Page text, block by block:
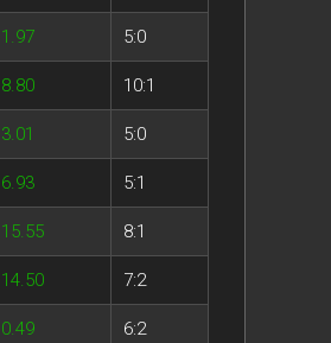
1.97 5:0
8.80 10:1
3.01 5:0
6.93 5:1
15.55 8:1
14.50 7:2
0.49 6:2